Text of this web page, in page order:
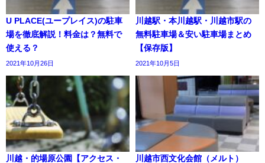
U PLACE(ユープレイス)の駐車
場を徹底解説！料金は？無料で
使える？
2021年10月26日
川越駅・本川越駅・川越市駅の
無料駐車場＆安い駐車場まとめ
【保存版】
2021年10月5日
川越・的場原公園【アクセス・
川越市西文化会館（メルト）